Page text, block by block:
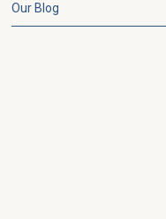
Our Blog